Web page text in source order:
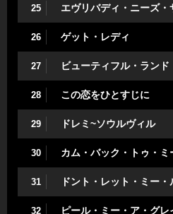
25 エヴリバディ・ニーズ
26 ゲット・レディ
27 ビューティフル・ランド
28 この恋をひとすじに
29 ドレミ~ソウルヴィル
30 カム・バック・トゥ・ミ
31 ドント・レット・ミー
32 ピール・ミー・ア・グレ